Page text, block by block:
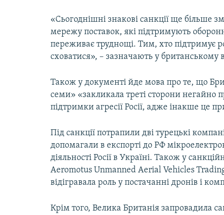
«Сьогоднішні знакові санкції ще більше
мережу поставок, які підтримують
переживає труднощі. Тим, хто підтримує
сховатися», – зазначають у британському
Також у документі йде мова про те, що
семи» «закликала треті сторони негайно
підтримки агресії Росії, адже інакше це
Під санкції потрапили дві турецькі
допомагали в експорті до РФ
діяльності Росії в Україні. Також у
Aeromotus Unmanned Aerial Vehicles
відігравала роль у постачанні дронів і
Крім того, Велика Британія запровадила